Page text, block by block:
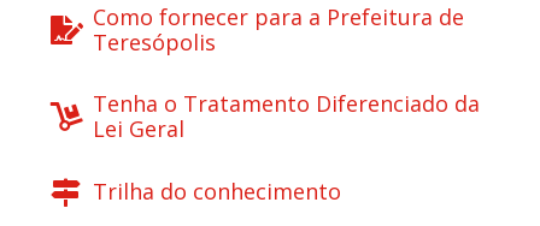
Como fornecer para a Prefeitura de
Teresópolis
Tenha o Tratamento Diferenciado da
Lei Geral
Trilha do conhecimento